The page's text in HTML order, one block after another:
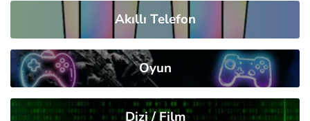
Akıllı Telefon
Oyun
Dizi / Film